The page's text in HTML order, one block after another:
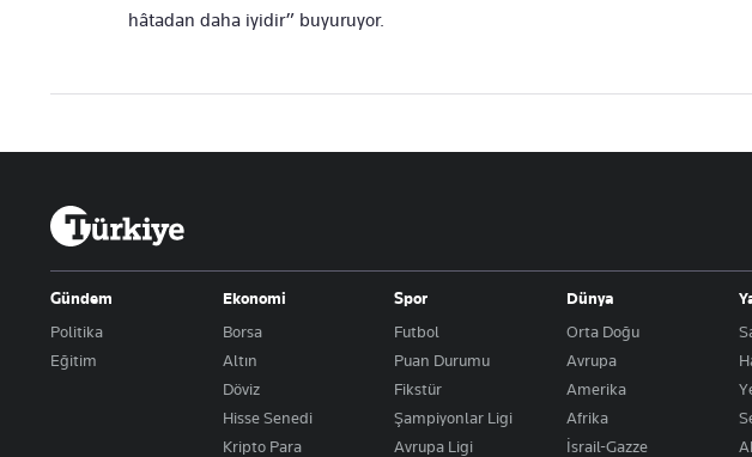
hâtadan daha iyidir” buyuruyor.
Gündem
Politika
Eğitim
Ekonomi
Borsa
Altın
Döviz
Hisse Senedi
Kripto Para
Spor
Futbol
Puan Durumu
Fikstür
Şampiyonlar Ligi
Avrupa Ligi
Dünya
Orta Doğu
Avrupa
Amerika
Afrika
İsrail-Gazze